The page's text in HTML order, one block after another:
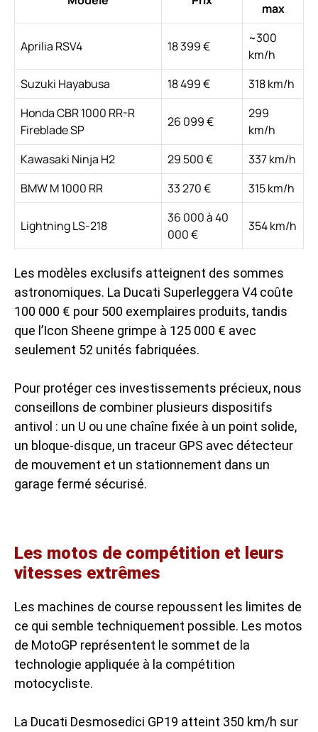
max
Aprilia RSV4 18 399 €
~300
km/h
Suzuki Hayabusa
18 499 €
318 km/h
Honda CBR 1000 RR-R
Fireblade SP
26 099 €
299
km/h
Kawasaki Ninja H2
29 500 €
337 km/h
BMW M 1000 RR
33 270 € 315 km/h
Lightning LS-218
36 000 à 40
000 €
354 km/h
Les modèles exclusifs atteignent des sommes
astronomiques. La Ducati Superleggera V4 coûte
100 000 € pour 500 exemplaires produits, tandis
que l’Icon Sheene grimpe à 125 000 € avec
seulement 52 unités fabriquées.
Pour protéger ces investissements précieux, nous
conseillons de combiner plusieurs dispositifs
antivol : un U ou une chaîne fixée à un point solide,
un bloque-disque, un traceur GPS avec détecteur
de mouvement et un stationnement dans un
garage fermé sécurisé.
Les motos de compétition et leurs
vitesses extrêmes
Les machines de course repoussent les limites de
ce qui semble techniquement possible. Les motos
de MotoGP représentent le sommet de la
technologie appliquée à la compétition
motocycliste.
La Ducati Desmosedici GP19 atteint 350 km/h sur